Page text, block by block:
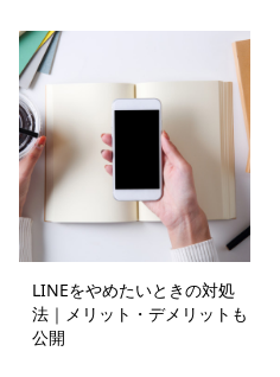
LINEをやめたいときの対処
法｜メリット・デメリットも
公開